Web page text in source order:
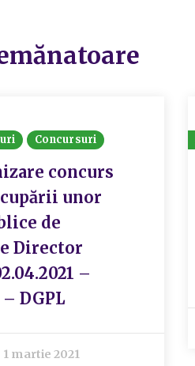
Concursuri
concurs
unor
de
Director
–
DGPL
1 martie 2021